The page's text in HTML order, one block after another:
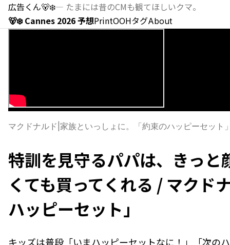
広告くん🐻‍❄️— たまには昔のCMも観てほしいクマ。
🐻‍❄️ Cannes 2026 予想PrintOOHタグAbout
マクドナルド 家族といっしょに。「約束のハッピーセット
特訓を見守るパパは、きっと
くても買ってくれる / マクド
ハッピーセット」
キッズは普段「いまハッピーセットなに！」「次の